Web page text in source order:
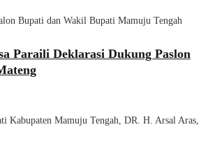
Bupati dan Wakil Bupati Mamuju Tengah
Paraili Deklarasi Dukung Paslon
Mamuju Tengah, DR. H. Arsal Aras,